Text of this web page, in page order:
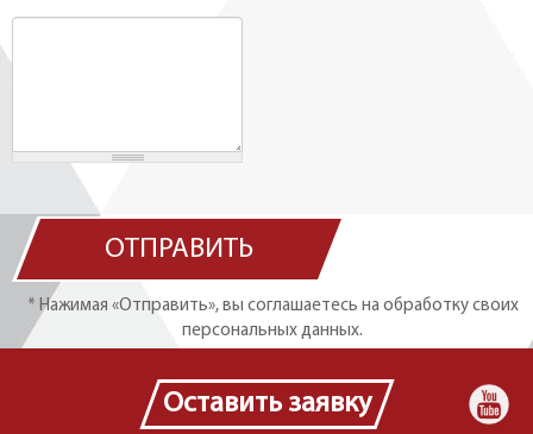
ОТПРАВИТЬ
* Нажимая «Отправить», вы соглашаетесь на обработку своих
персональных данных.
Оставить заявку